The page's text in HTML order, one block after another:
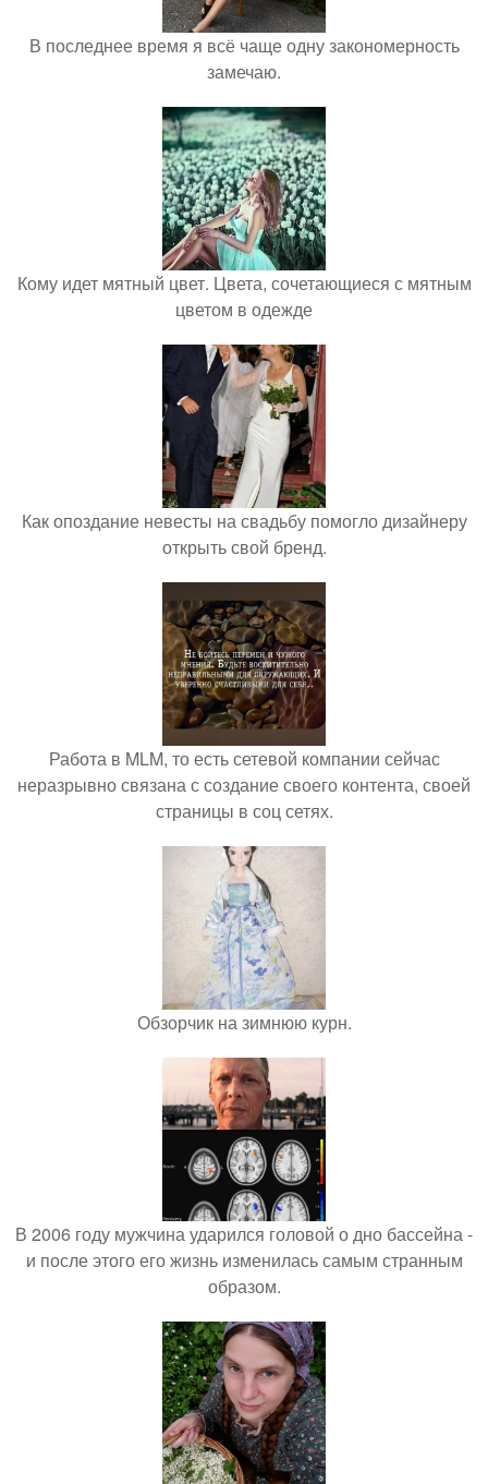
В последнее время я всё чаще одну закономерность
замечаю.
Кому идет мятный цвет. Цвета, сочетающиеся с мятным
цветом в одежде
Как опоздание невесты на свадьбу помогло дизайнеру
открыть свой бренд.
Работа в MLM, то есть сетевой компании сейчас
неразрывно связана с создание своего контента, своей
страницы в соц сетях.
Обзорчик на зимнюю курн.
В 2006 году мужчина ударился головой о дно бассейна -
и после этого его жизнь изменилась самым странным
образом.